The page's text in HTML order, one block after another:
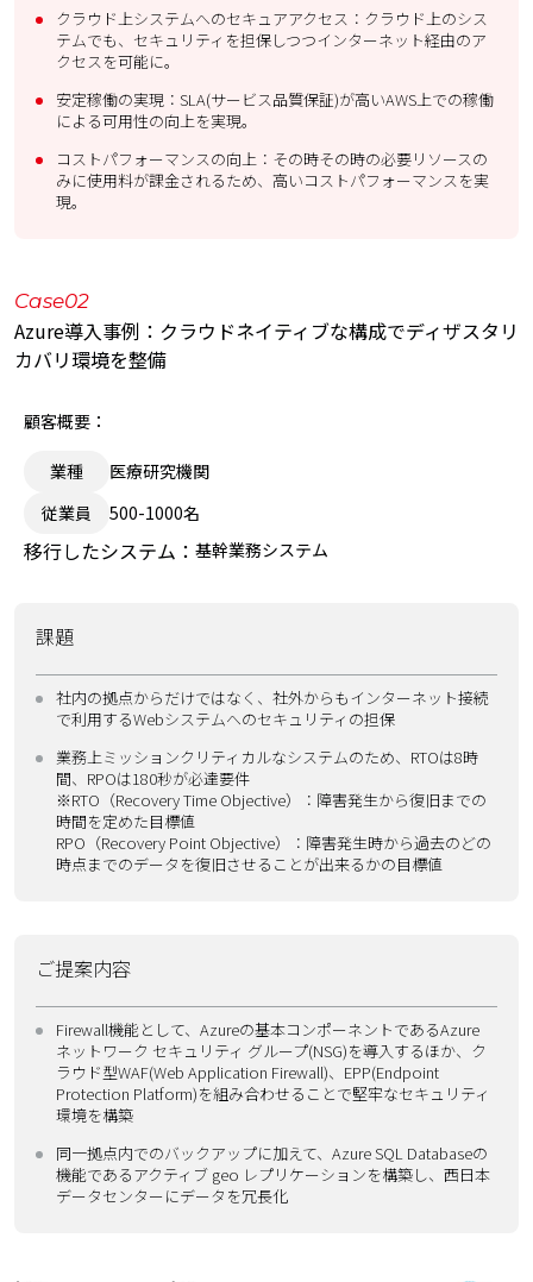
クラウド上システムへのセキュアアクセス：クラウド上のシス
テムでも、セキュリティを担保しつつインターネット経由のア
クセスを可能に。
安定稼働の実現：SLA(サービス品質保証)が高いAWS上での稼働
による可用性の向上を実現。
コストパフォーマンスの向上：その時その時の必要リソースの
みに使用料が課金されるため、高いコストパフォーマンスを実
現。
Case02
Azure導入事例：クラウドネイティブな構成でディザスタリ
カバリ環境を整備
顧客概要：
業種
医療研究機関
従業員
500-1000名
移行したシステム： 基幹業務システム
課題
社内の拠点からだけではなく、社外からもインターネット接続
で利用するWebシステムへのセキュリティの担保
業務上ミッションクリティカルなシステムのため、RTOは8時
間、RPOは180秒が必達要件
※RTO（Recovery Time Objective）：障害発生から復旧までの
時間を定めた目標値
RPO（Recovery Point Objective）：障害発生時から過去のどの
時点までのデータを復旧させることが出来るかの目標値
ご提案内容
Firewall機能として、Azureの基本コンポーネントであるAzure
ネットワーク セキュリティ グループ(NSG)を導入するほか、ク
ラウド型WAF(Web Application Firewall)、EPP(Endpoint
Protection Platform)を組み合わせることで堅牢なセキュリティ
環境を構築
同一拠点内でのバックアップに加えて、Azure SQL Databaseの
機能であるアクティブ geo レプリケーションを構築し、西日本
データセンターにデータを冗長化